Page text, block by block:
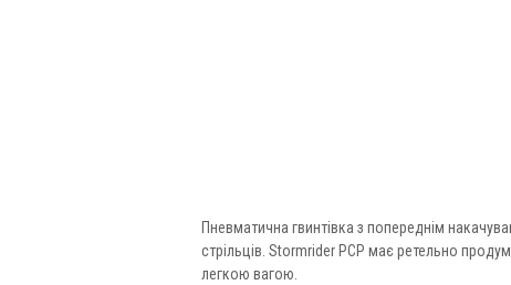
Пневматична гвинтівка з попереднім
стрільців. Stormrider PCP має ретельно
легкою вагою.